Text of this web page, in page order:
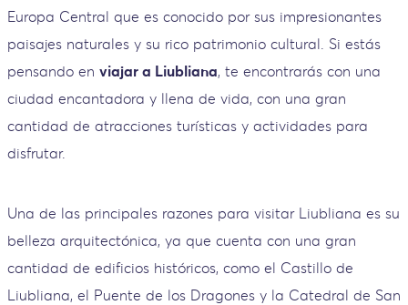
Europa Central que es conocido por sus impresionantes
paisajes naturales y su rico patrimonio cultural. Si estás
pensando en viajar a Liubliana, te encontrarás con una
ciudad encantadora y llena de vida, con una gran
cantidad de atracciones turísticas y actividades para
disfrutar.
Una de las principales razones para visitar Liubliana es su
belleza arquitectónica, ya que cuenta con una gran
cantidad de edificios históricos, como el Castillo de
Liubliana, el Puente de los Dragones y la Catedral de San